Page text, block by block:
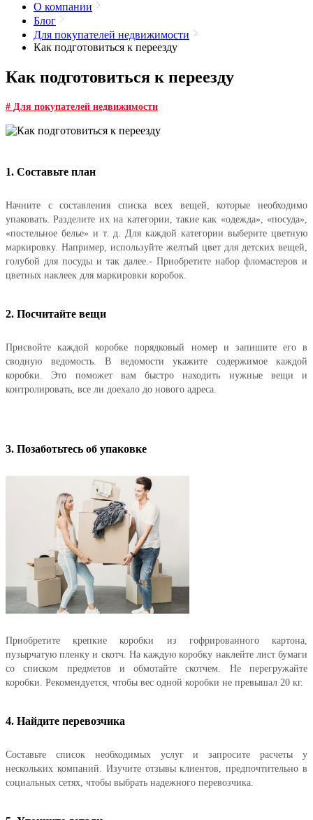
О компании
Блог
Для покупателей недвижимости
Как подготовиться к переезду
Как подготовиться к переезду
# Для покупателей недвижимости
1. Составьте план
Начните с составления списка всех вещей, которые необходимо
упаковать. Разделите их на категории, такие как «одежда», «посуда»,
«постельное белье» и т. д. Для каждой категории выберите цветную
маркировку. Например, используйте желтый цвет для детских вещей,
голубой для посуды и так далее.- Приобретите набор фломастеров и
цветных наклеек для маркировки коробок.
2. Посчитайте вещи
Присвойте каждой коробке порядковый номер и запишите его в
сводную ведомость. В ведомости укажите содержимое каждой
коробки. Это поможет вам быстро находить нужные вещи и
контролировать, все ли доехало до нового адреса.
3. Позаботьтесь об упаковке
Приобретите крепкие коробки из гофрированного картона,
пузырчатую пленку и скотч. На каждую коробку наклейте лист бумаги
со списком предметов и обмотайте скотчем. Не перегружайте
коробки. Рекомендуется, чтобы вес одной коробки не превышал 20 кг.
4. Найдите перевозчика
Составьте список необходимых услуг и запросите расчеты у
нескольких компаний. Изучите отзывы клиентов, предпочтительно в
социальных сетях, чтобы выбрать надежного перевозчика.